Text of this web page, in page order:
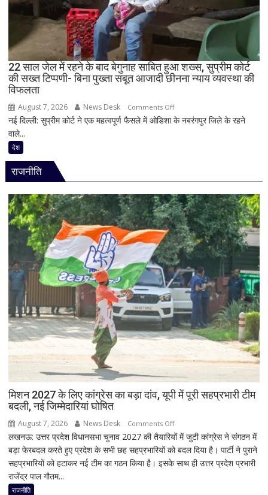
वर्षीय
बुजुर्ग
किलोमीटर
तय
इलाज
के
22 साल जेल में रहने के बाद बेगुनाह साबित हुआ शख्स, सुप्रीम कोर्ट
की सख्त टिप्पणी- बिना पुख्ता सबूत आजादी छीनना न्याय व्यवस्था की
विफलता
August 7, 2026 News Desk Comments Offon
22
बाद
बेगुनाह
साबित
हुआ
शख्स,
सुप्रीम
कोर्ट
की
सख्त
बिना
सबूत
छीनना
न्याय
की
विफलता
नई दिल्ली: सुप्रीम कोर्ट ने एक महत्वपूर्ण फैसले में ओडिशा के नबरंगपुर जिले के रहने
वाले...
देश
राजनीति
मिशन 2027 के लिए कांग्रेस का बड़ा दांव, यूपी में पूरी सहप्रभारी टीम
बदली, नई जिम्मेदारियां घोषित
August 7, 2026 News Desk Comments Offon
मिशन
2027
के
लखनऊ: उत्तर प्रदेश विधानसभा चुनाव 2027 की तैयारियों में जुटी कांग्रेस ने संगठन में
बड़ा फेरबदल करते हुए प्रदेश के सभी छह सहप्रभारियों को बदल दिया है। पार्टी ने पुराने
सहप्रभारियों को हटाकर नई टीम का गठन किया है। इसके साथ ही उत्तर प्रदेश प्रभारी
राजेंद्र पाल गौतम...
राजनीति